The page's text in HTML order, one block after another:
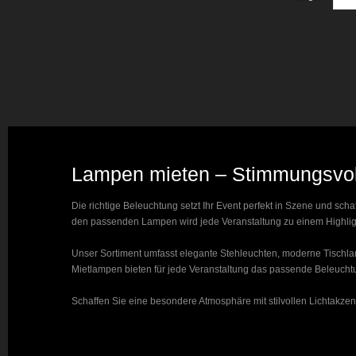
Lampen mieten –
Die richtige Beleuchtung setzt Ihr Event perfekt in Szene und
den passenden Lampen wird jede Veranstaltung zu einem
Unser Sortiment umfasst elegante Stehleuchten, moderne
Mietlampen bieten für jede Veranstaltung das passende
Schaffen Sie eine besondere Atmosphäre mit stilvollen